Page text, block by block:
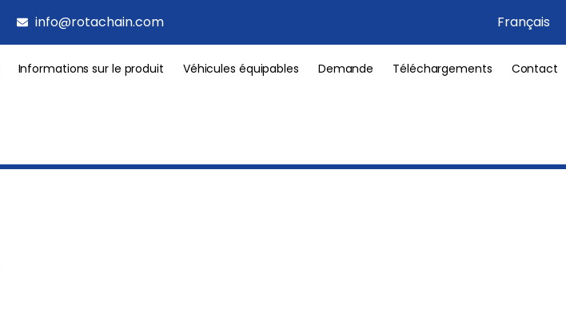
Français
info@rotachain.com
Informations sur le produit Véhicules équipables Demande Téléchargements Contact